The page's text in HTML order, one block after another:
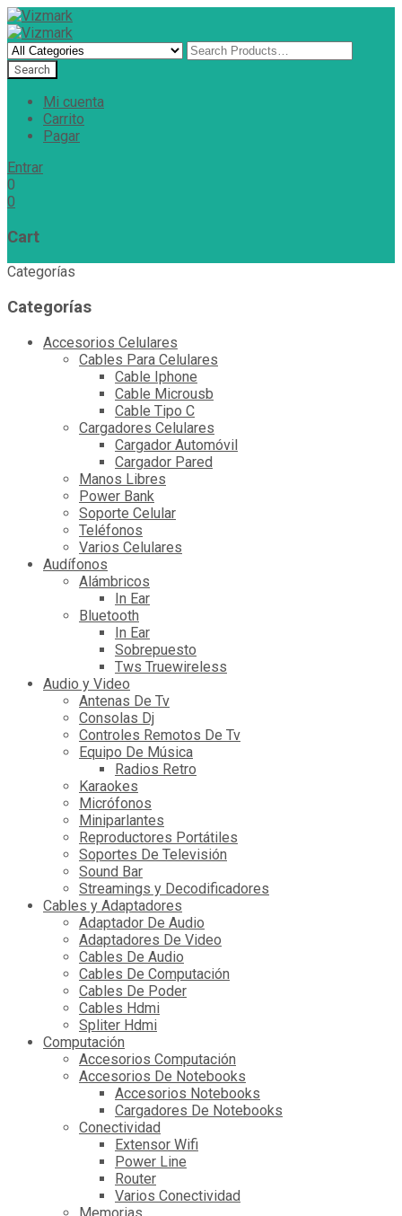
Mi cuenta
Carrito
Pagar
Entrar
0
0
Cart
Categorías
Categorías
Accesorios Celulares
Cables Para Celulares
Cable Iphone
Cable Microusb
Cable Tipo C
Cargadores Celulares
Cargador Automóvil
Cargador Pared
Manos Libres
Power Bank
Soporte Celular
Teléfonos
Varios Celulares
Audífonos
Alámbricos
In Ear
Bluetooth
In Ear
Sobrepuesto
Tws Truewireless
Audio y Video
Antenas De Tv
Consolas Dj
Controles Remotos De Tv
Equipo De Música
Radios Retro
Karaokes
Micrófonos
Miniparlantes
Reproductores Portátiles
Soportes De Televisión
Sound Bar
Streamings y Decodificadores
Cables y Adaptadores
Adaptador De Audio
Adaptadores De Video
Cables De Audio
Cables De Computación
Cables De Poder
Cables Hdmi
Spliter Hdmi
Computación
Accesorios Computación
Accesorios De Notebooks
Accesorios Notebooks
Cargadores De Notebooks
Conectividad
Extensor Wifi
Power Line
Router
Varios Conectividad